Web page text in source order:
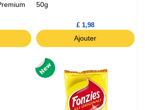
50g
£ 1,98
Ajouter